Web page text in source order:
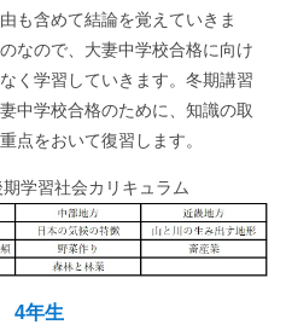
も含めて結論を覚えていきま
なので、大妻中学校合格に向け
く学習していきます。冬期講習
中学校合格のために、知識の取
点をおいて復習します。
学習社会カリキュラム
4年生